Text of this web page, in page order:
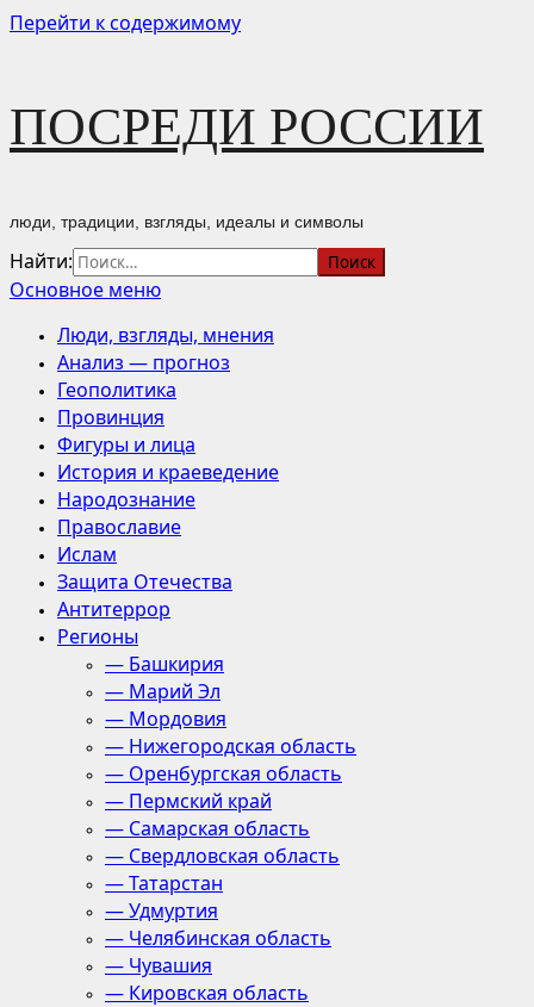
Перейти к содержимому
ПОСРЕДИ РОССИИ
люди, традиции, взгляды, идеалы и символы
Найти:
Основное меню
Люди, взгляды, мнения
Анализ — прогноз
Геополитика
Провинция
Фигуры и лица
История и краеведение
Народознание
Православие
Ислам
Защита Отечества
Антитеррор
Регионы
— Башкирия
— Марий Эл
— Мордовия
— Нижегородская область
— Оренбургская область
— Пермский край
— Самарская область
— Свердловская область
— Татарстан
— Удмуртия
— Челябинская область
— Чувашия
— Кировская область